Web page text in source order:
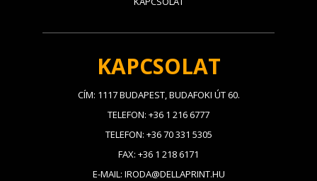
KAPCSOLAT
CÍM: 1117 BUDAPEST, BUDAFOKI ÚT 60.
TELEFON: +36 1 216 6777
TELEFON: +36 70 331 5305
FAX: +36 1 218 6171
E-MAIL: IRODA@DELLAPRINT.HU